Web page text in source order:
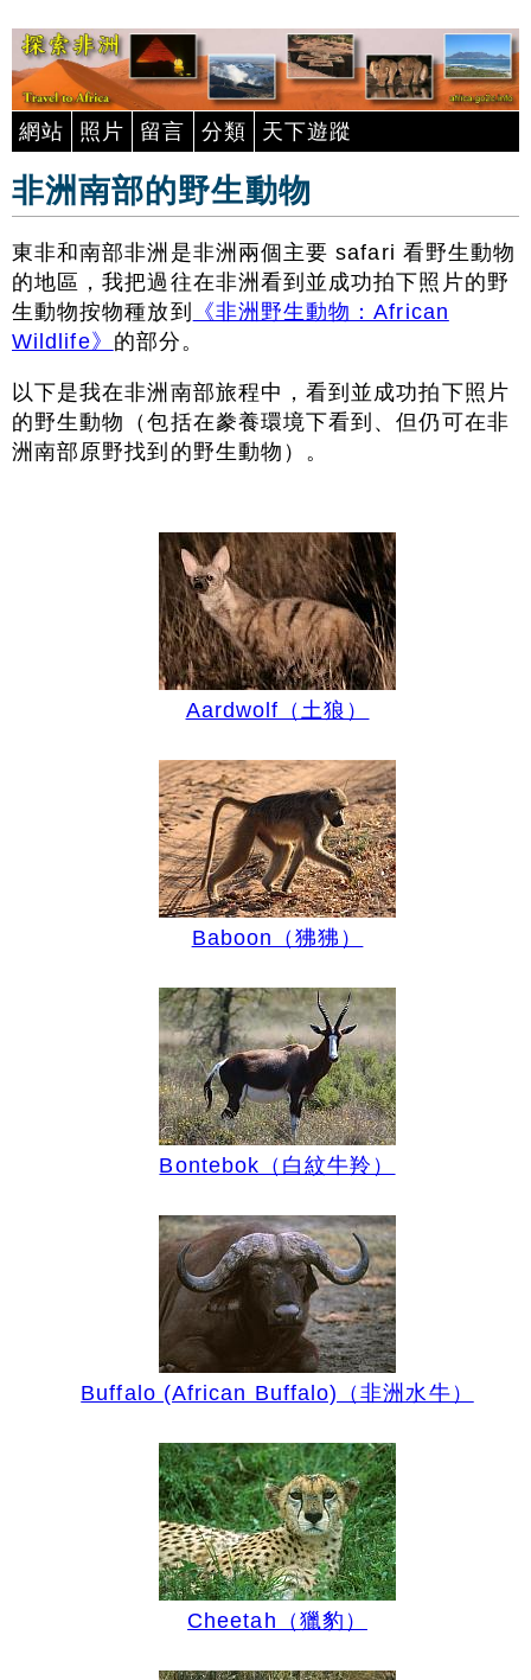
網站 照片 留言 分類 天下遊蹤
非洲南部的野生動物
東非和南部非洲是非洲兩個主要 safari 看野生動物
的地區，我把過往在非洲看到並成功拍下照片的野
生動物按物種放到
《非洲野生動物：African
Wildlife》 的部分。
以下是我在非洲南部旅程中，看到並成功拍下照片
的野生動物（包括在豢養環境下看到、但仍可在非
洲南部原野找到的野生動物）。
Aardwolf（土狼）
Baboon（狒狒）
Bontebok（白紋牛羚）
Buffalo (African Buffalo)（非洲水牛）
Cheetah（獵豹）